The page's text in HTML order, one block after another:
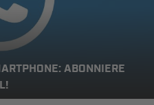
ABONNIERE